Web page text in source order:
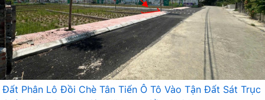
Đất Phân Lô Đồi Chè Tân Tiến Ô Tô Vào Tận Đất Sát Trục